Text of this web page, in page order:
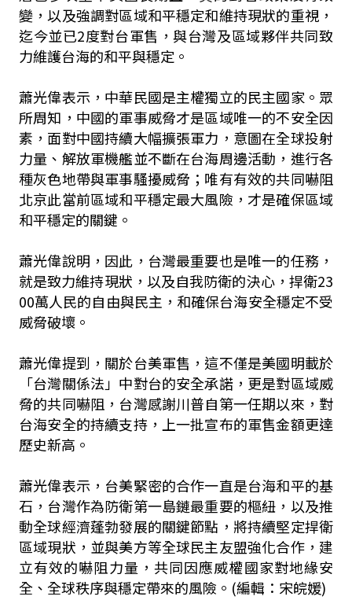
變，以及強調對區域和平穩定和維持現狀的重視，
迄今並已2度對台軍售，與台灣及區域夥伴共同致
力維護台海的和平與穩定。
蕭光偉表示，中華民國是主權獨立的民主國家。眾
所周知，中國的軍事威脅才是區域唯一的不安全因
素，面對中國持續大幅擴張軍力，意圖在全球投射
力量、解放軍機艦並不斷在台海周邊活動，進行各
種灰色地帶與軍事騷擾威脅；唯有有效的共同嚇阻
北京此當前區域和平穩定最大風險，才是確保區域
和平穩定的關鍵。
蕭光偉說明，因此，台灣最重要也是唯一的任務，
就是致力維持現狀，以及自我防衛的決心，捍衛23
00萬人民的自由與民主，和確保台海安全穩定不受
威脅破壞。
蕭光偉提到，關於台美軍售，這不僅是美國明載於
「台灣關係法」中對台的安全承諾，更是對區域威
脅的共同嚇阻，台灣感謝川普自第一任期以來，對
台海安全的持續支持，上一批宣布的軍售金額更達
歷史新高。
蕭光偉表示，台美緊密的合作一直是台海和平的基
石，台灣作為防衛第一島鏈最重要的樞紐，以及推
動全球經濟蓬勃發展的關鍵節點，將持續堅定捍衛
區域現狀，並與美方等全球民主友盟強化合作，建
立有效的嚇阻力量，共同因應威權國家對地緣安
全、全球秩序與穩定帶來的風險。(編輯：宋皖媛)